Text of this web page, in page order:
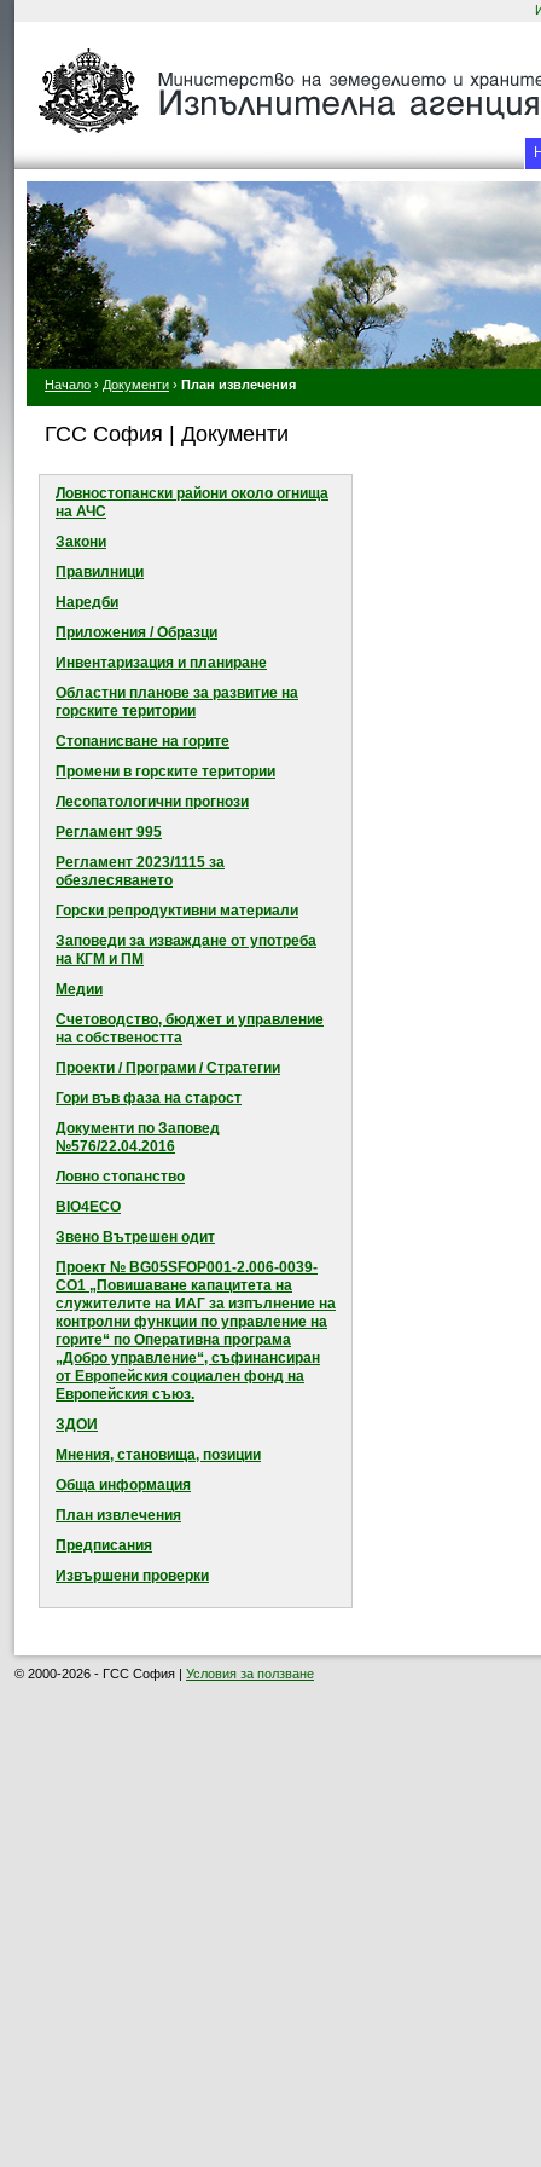
Начало › Документи › План извлечения
ГСС София | Документи
Ловностопански райони около огнищa
на АЧС
Закони
Правилници
Наредби
Приложения / Образци
Инвентаризация и планиране
Областни планове за развитие на
горските територии
Стопанисване на горите
Промени в горските територии
Лесопатологични прогнози
Регламент 995
Регламент 2023/1115 за
обезлесяването
Горски репродуктивни материали
Заповеди за изваждане от употреба
на КГМ и ПМ
Медии
Счетоводство, бюджет и управление
на собствеността
Проекти / Програми / Стратегии
Гори във фаза на старост
Документи по Заповед
№576/22.04.2016
Ловно стопанство
BIO4ECO
Звено Вътрешен одит
Проект № BG05SFOP001-2.006-0039-
CO1 „Повишаване капацитета на
служителите на ИАГ за изпълнение на
контролни функции по управление на
горите“ по Оперативна програма
„Добро управление“, съфинансиран
от Европейския социален фонд на
Европейския съюз.
ЗДОИ
Мнения, становища, позиции
Обща информация
План извлечения
Предписания
Извършени проверки
© 2000-2026 - ГСС София | Условия за ползване